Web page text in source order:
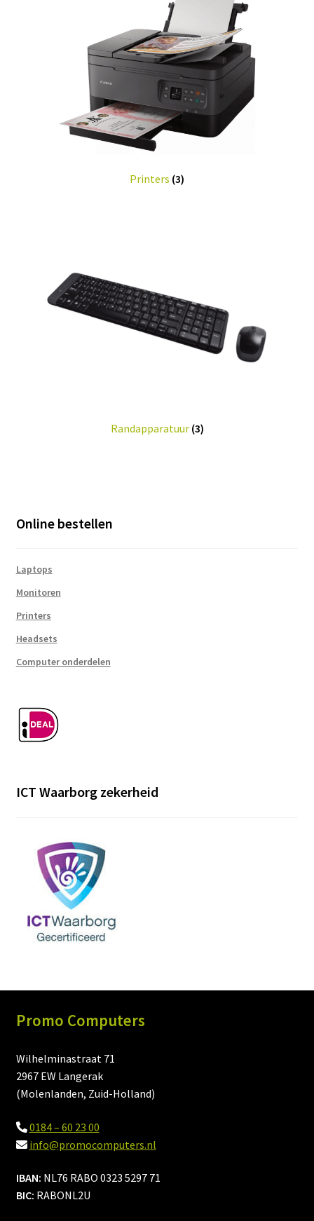
Printers (3)
Randapparatuur (3)
Online bestellen
Laptops
Monitoren
Printers
Headsets
Computer onderdelen
ICT Waarborg zekerheid
Promo Computers
Wilhelminastraat 71
2967 EW Langerak
(Molenlanden, Zuid-Holland)
0184 – 60 23 00
info@promocomputers.nl
IBAN: NL76 RABO 0323 5297 71
BIC: RABONL2U